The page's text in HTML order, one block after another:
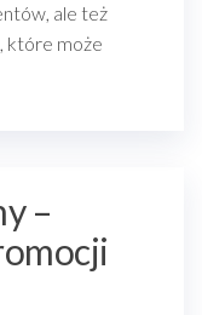
ale też
które może
–